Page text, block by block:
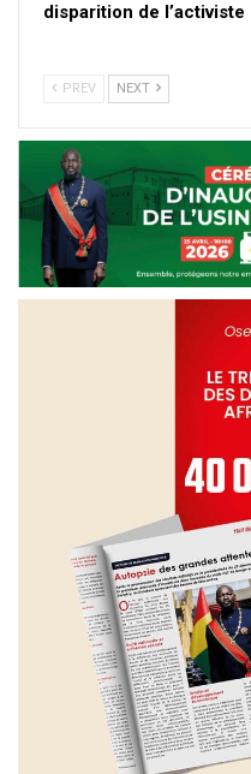
disparition de l’activiste
PREV NEXT